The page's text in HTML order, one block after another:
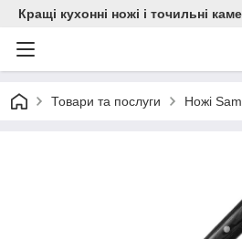
Кращі кухонні ножі і точильні
Товари та послуги Ножі